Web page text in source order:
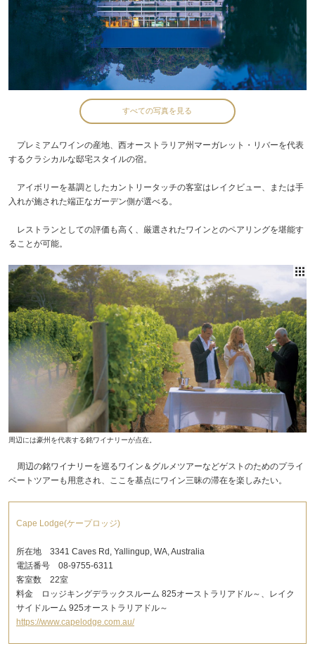
すべての写真を見る
プレミアムワインの産地、西オーストラリア州マーガレット・リバーを代表
するクラシカルな邸宅スタイルの宿。
アイボリーを基調としたカントリータッチの客室はレイクビュー、または手
入れが施された端正なガーデン側が選べる。
レストランとしての評価も高く、厳選されたワインとのペアリングを堪能す
ることが可能。
周辺には豪州を代表する銘ワイナリーが点在。
周辺の銘ワイナリーを巡るワイン＆グルメツアーなどゲストのためのプライ
ベートツアーも用意され、ここを基点にワイン三昧の滞在を楽しみたい。
Cape Lodge(ケープロッジ)
所在地 3341 Caves Rd, Yallingup, WA, Australia
電話番号 08-9755-6311
客室数 22室
料金 ロッジキングデラックスルーム 825オーストラリアドル～、レイク
サイドルーム 925オーストラリアドル～
https://www.capelodge.com.au/